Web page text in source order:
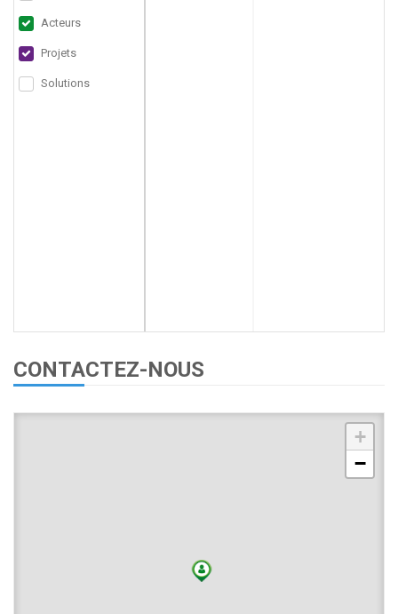
Acteurs
Projets
Solutions
CONTACTEZ-NOUS
+
−